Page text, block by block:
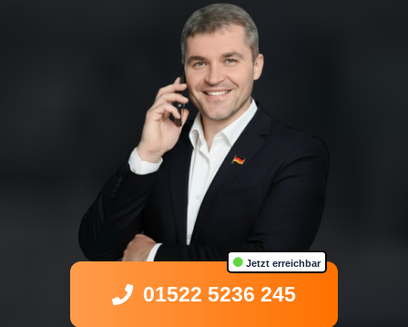
Jetzt erreichbar
01522 5236 245